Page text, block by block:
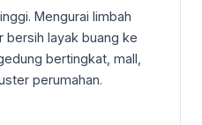
Mengurai limbah
bersih layak buang ke
bertingkat, mall,
perumahan.